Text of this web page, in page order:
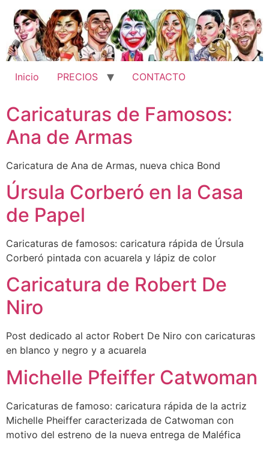
contenido
Inicio PRECIOS CONTACTO
Caricaturas de Famosos:
Ana de Armas
Caricatura de Ana de Armas, nueva chica Bond
Úrsula Corberó en la Casa
de Papel
Caricaturas de famosos: caricatura rápida de Úrsula
Corberó pintada con acuarela y lápiz de color
Caricatura de Robert De
Niro
Post dedicado al actor Robert De Niro con caricaturas
en blanco y negro y a acuarela
Michelle Pfeiffer Catwoman
Caricaturas de famoso: caricatura rápida de la actriz
Michelle Pheiffer caracterizada de Catwoman con
motivo del estreno de la nueva entrega de Maléfica